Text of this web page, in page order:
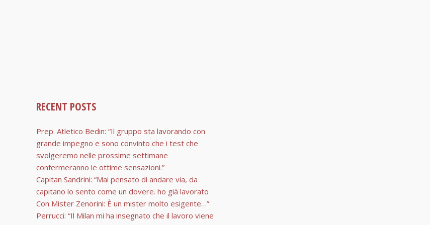
RECENT POSTS
Prep. Atletico Bedin: “Il gruppo sta lavorando con
grande impegno e sono convinto che i test che
svolgeremo nelle prossime settimane
confermeranno le ottime sensazioni.”
Capitan Sandrini: “Mai pensato di andare via, da
capitano lo sento come un dovere. ho già lavorato
Con Mister Zenorini: È un mister molto esigente…”
Perrucci: “Il Milan mi ha insegnato che il lavoro viene